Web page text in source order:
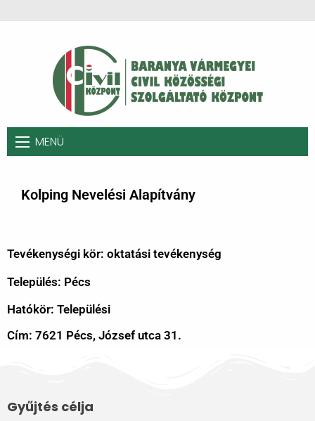
MENÜ
Kolping Nevelési Alapítvány
Tevékenységi kör: oktatási tevékenység
Település: Pécs
Hatókör: Települési
Cím: 7621 Pécs, József utca 31.
Gyűjtés célja